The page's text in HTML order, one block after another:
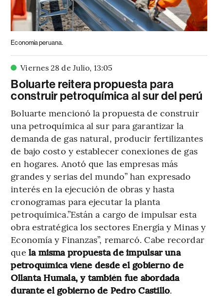
Economía peruana.
Viernes 28 de Julio, 13:05
Boluarte reitera propuesta para
construir petroquímica al sur del perú
Boluarte mencionó la propuesta de construir
una petroquímica al sur para garantizar la
demanda de gas natural, producir fertilizantes
de bajo costo y establecer conexiones de gas
en hogares. Anotó que las empresas más
grandes y serias del mundo” han expresado
interés en la ejecución de obras y hasta
cronogramas para ejecutar la planta
petroquímica.”Están a cargo de impulsar esta
obra estratégica los sectores Energía y Minas y
Economía y Finanzas”, remarcó. Cabe recordar
que la misma propuesta de impulsar una
petroquímica viene desde el gobierno de
Ollanta Humala, y también fue abordada
durante el gobierno de Pedro Castillo.